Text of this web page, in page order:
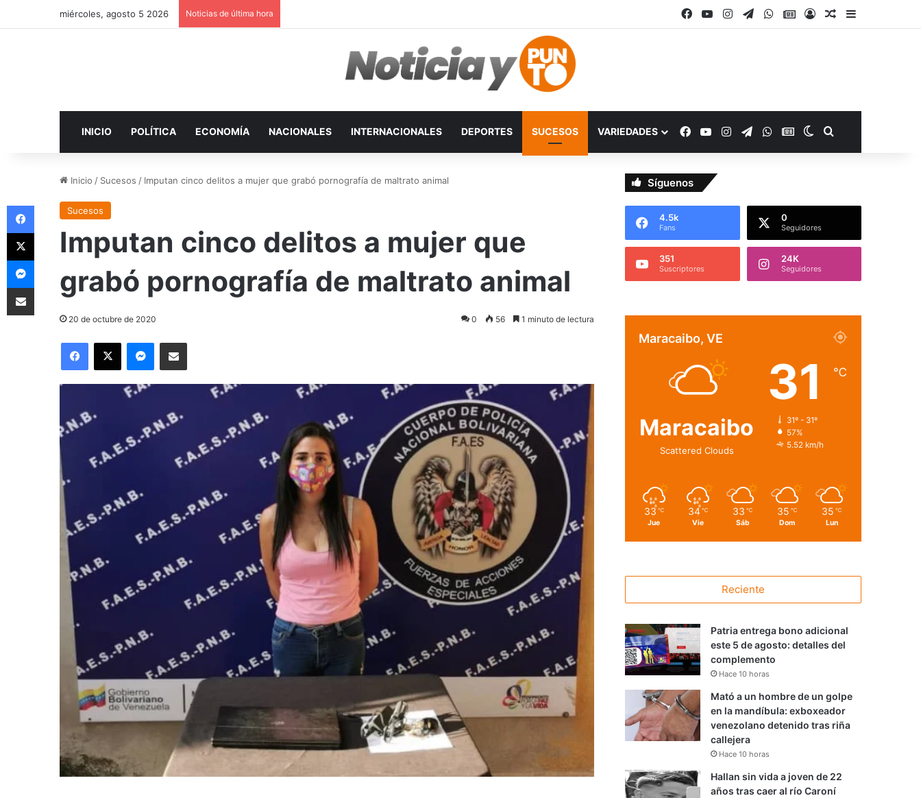
miércoles, agosto 5 2026 Noticias de última hora Facebook
YouTubeInstagram
TelegramWhatsApp
Google Noticias
AccesoPublicación al
Barra lateral
INICIO POLÍTICA ECONOMÍA NACIONALES INTERNACIONALES DEPORTES SUCESOS VARIEDADES Facebook
YouTubeInstagram
Telegram
WhatsApp
Google Noticias
Switch skin
Inicio / Sucesos / Imputan cinco delitos a mujer que grabó pornografía de maltrato animal
Sucesos
Imputan cinco delitos a mujer que
grabó pornografía de maltrato animal
20 de octubre de 2020 0 56 1 minuto de lectura
Facebook
X MessengerCompartir por correo electrónico
Síguenos
4.5k
Fans
0
Seguidores
351
Suscriptores
24K
Seguidores
Maracaibo, VE
Maracaibo
Scattered Clouds
31 ℃
31º - 31º
57%
5.52 km/h
33 ℃
Jue
34 ℃
Vie
33 ℃
Sáb
35 ℃
Dom
35 ℃
Lun
Reciente
Patria entrega bono adicional
este 5 de agosto: detalles del
complemento
Hace 10 horas
Mató a un hombre de un golpe
en la mandíbula: exboxeador
venezolano detenido tras riña
callejera
Hace 10 horas
Hallan sin vida a joven de 22
años tras caer al río Caroní
Facebook
X
Messenger
Compartir por correo electrónico